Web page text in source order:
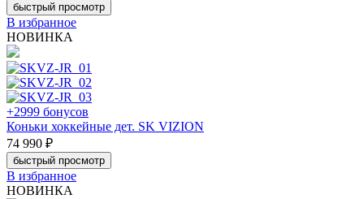
быстрый просмотр
В избранное
НОВИНКА
+2999 бонусов
Коньки хоккейные дет. SK VIZION
74 990 ₽
быстрый просмотр
В избранное
НОВИНКА